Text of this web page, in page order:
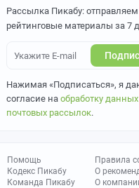
Рассылка Пикабу:
рейтинговые материалы за 7
Нажимая «Подписаться», я
согласие на обработку данных
почтовых рассылок.
Помощь
Кодекс Пикабу
Команда Пикабу
Правила
О
О